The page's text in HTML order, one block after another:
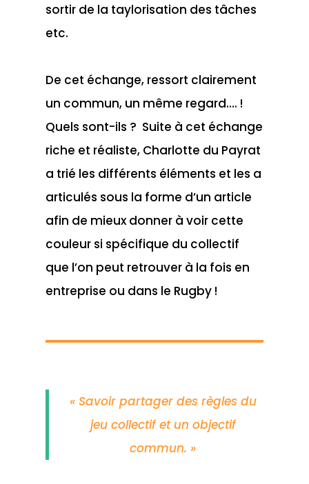
sortir de la taylorisation des tâches
etc.
De cet échange, ressort clairement
un commun, un même regard…. !
Quels sont-ils ? Suite à cet échange
riche et réaliste, Charlotte du Payrat
a trié les différents éléments et les a
articulés sous la forme d’un article
afin de mieux donner à voir cette
couleur si spécifique du collectif
que l’on peut retrouver à la fois en
entreprise ou dans le Rugby !
« Savoir partager des règles du
jeu collectif et un objectif
commun. »